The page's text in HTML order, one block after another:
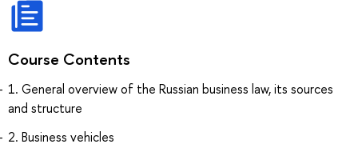
Course Contents
1. General overview of the Russian business law, its sources
and structure
2. Business vehicles